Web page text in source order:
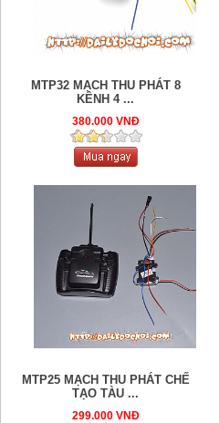
MTP32 MẠCH THU PHÁT 8
KÊNH 4 ...
380.000 VNĐ
MTP25 MẠCH THU PHÁT CHẾ
TẠO TÀU ...
299.000 VNĐ